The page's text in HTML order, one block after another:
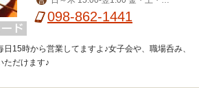
前 15:00-翌3:00
098-862-1441
15時から営業してますよ♪女子会や、職場呑み、
ただけます♪